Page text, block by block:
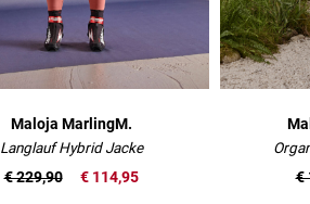
Maloja MarlingM.
Langlauf Hybrid Jacke
€ 114,95
€ 229,90 €